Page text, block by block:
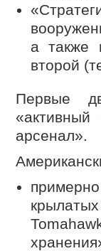
а также
второй
Первые
«активный
арсенал».